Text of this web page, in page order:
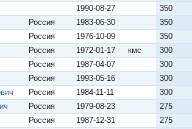
1990-08-27 350
Россия 1983-06-30 350
Россия 1976-10-09 350
Россия 1972-01-17 кмс 300
Россия 1987-04-07 300
Россия 1993-05-16 300
Россия 1984-11-11 300
Россия 1979-08-23 275
Россия 1987-12-31 275